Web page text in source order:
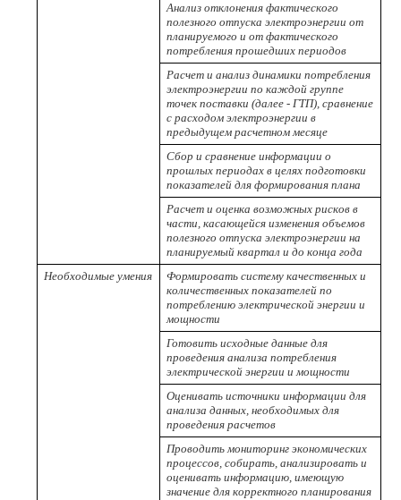
Анализ отклонения фактического
полезного отпуска электроэнергии от
планируемого и от фактического
потребления прошедших периодов
Расчет и анализ динамики потребления
электроэнергии по каждой группе
точек поставки (далее - ГТП), сравнение
с расходом электроэнергии в
предыдущем расчетном месяце
Сбор и сравнение информации о
прошлых периодах в целях подготовки
показателей для формирования плана
Расчет и оценка возможных рисков в
части, касающейся изменения объемов
полезного отпуска электроэнергии на
планируемый квартал и до конца года
Необходимые умения
Формировать систему качественных и
количественных показателей по
потреблению электрической энергии и
мощности
Готовить исходные данные для
проведения анализа потребления
электрической энергии и мощности
Оценивать источники информации для
анализа данных, необходимых для
проведения расчетов
Проводить мониторинг экономических
процессов, собирать, анализировать и
оценивать информацию, имеющую
значение для корректного планирования